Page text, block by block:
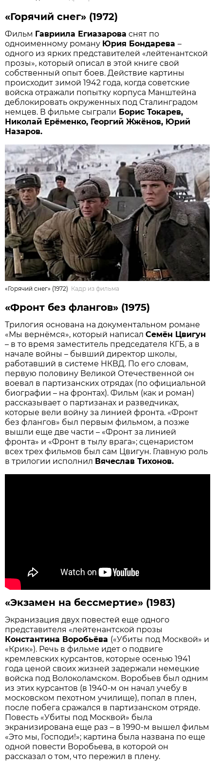
«Горячий снег» (1972)
Фильм Гавриила Егиазарова снят по
одноименному роману Юрия Бондарева–
одного из ярких представителей «лейтенантской
прозы», который описал в этой книге свой
собственный опыт боев. Действие картины
происходит зимой 1942 года, когда советские
войска отражали попытку корпуса Манштейна
деблокировать окруженных под Сталинградом
немцев. В фильме сыграли Борис Токарев,
Николай Ерёменко, Георгий Жжёнов, Юрий
Назаров.
«Горячий снег» (1972) Кадр из фильма
«Фронт без флангов» (1975)
Трилогия основана на документальном романе
«Мы вернёмся», который написалСемён Цвигун
– в то время заместитель председателя КГБ, а в
начале войны – бывший директор школы,
работавший в системе НКВД. По его словам,
первую половину Великой Отечественной он
воевал в партизанских отрядах (по официальной
биографии – на фронтах). Фильм (как и роман)
рассказывает о партизанах и разведчиках,
которые вели войну за линией фронта. «Фронт
без флангов» был первым фильмом, а позже
вышли еще две части – «Фронт за линией
фронта» и «Фронт в тылу врага»; сценаристом
всех трех фильмов был сам Цвигун. Главную роль
в трилогии исполнил Вячеслав Тихонов.
«Экзамен на бессмертие» (1983)
Экранизация двух повестей еще одного
представителя «лейтенантской прозы
Константина Воробьёва («Убиты под Москвой» и
«Крик»). Речь в фильме идет о подвиге
кремлевских курсантов, которые осенью 1941
года ценой своих жизней задержали немецкие
войска под Волоколамском. Воробьев был одним
из этих курсантов (в 1940-м он начал учебу в
московском пехотном училище), попал в плен,
после побега сражался в партизанском отряде.
Повесть «Убиты под Москвой» была
экранизирована еще раз – в 1990-м вышел фильм
«Это мы, Господи!»; картина была названа по еще
одной повести Воробьева, в которой он
рассказал о том, что пережил в плену.